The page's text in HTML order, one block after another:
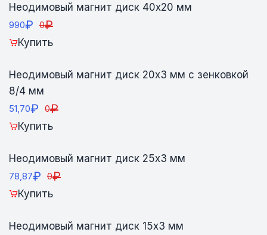
Неодимовый магнит диск 40х20 мм
990₽ 0₽
Купить
Неодимовый магнит диск 20х3 мм с зенковкой
8/4 мм
51,70₽ 0₽
Купить
Неодимовый магнит диск 25х3 мм
78,87₽ 0₽
Купить
Неодимовый магнит диск 15х3 мм